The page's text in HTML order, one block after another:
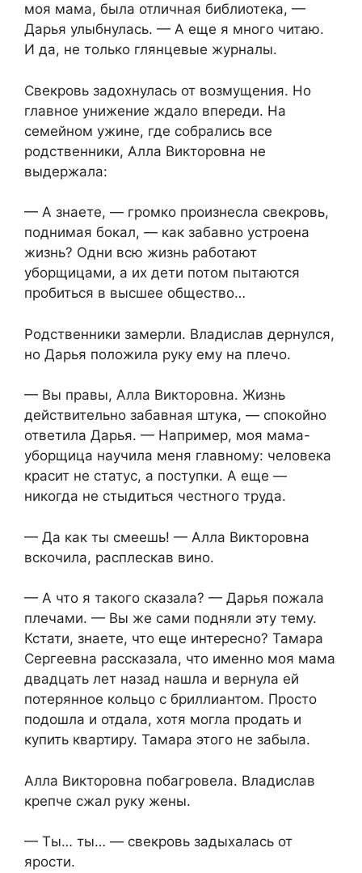
моя мама, была отличная библиотека, —
Дарья улыбнулась. — А еще я много читаю.
И да, не только глянцевые журналы.
Свекровь задохнулась от возмущения. Но
главное унижение ждало впереди. На
семейном ужине, где собрались все
родственники, Алла Викторовна не
выдержала:
— А знаете, — громко произнесла свекровь,
поднимая бокал, — как забавно устроена
жизнь? Одни всю жизнь работают
уборщицами, а их дети потом пытаются
пробиться в высшее общество…
Родственники замерли. Владислав дернулся,
но Дарья положила руку ему на плечо.
— Вы правы, Алла Викторовна. Жизнь
действительно забавная штука, — спокойно
ответила Дарья. — Например, моя мама-
уборщица научила меня главному: человека
красит не статус, а поступки. А еще —
никогда не стыдиться честного труда.
— Да как ты смеешь! — Алла Викторовна
вскочила, расплескав вино.
— А что я такого сказала? — Дарья пожала
плечами. — Вы же сами подняли эту тему.
Кстати, знаете, что еще интересно? Тамара
Сергеевна рассказала, что именно моя мама
двадцать лет назад нашла и вернула ей
потерянное кольцо с бриллиантом. Просто
подошла и отдала, хотя могла продать и
купить квартиру. Тамара этого не забыла.
Алла Викторовна побагровела. Владислав
крепче сжал руку жены.
— Ты… ты… — свекровь задыхалась от
ярости.